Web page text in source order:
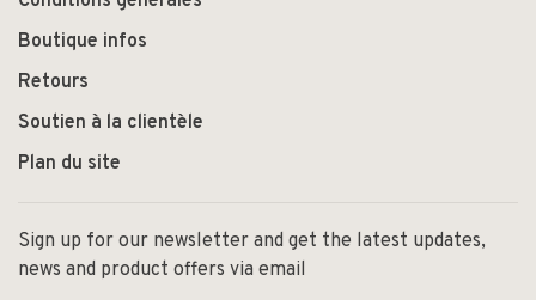
Boutique infos
Retours
Soutien à la clientèle
Plan du site
Sign up for our newsletter and get the latest updates,
news and product offers via email